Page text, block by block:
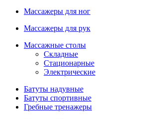
Массажеры для ног
Массажеры для рук
Массажные столы
Складные
Стационарные
Электрические
Батуты надувные
Батуты спортивные
Гребные тренажеры